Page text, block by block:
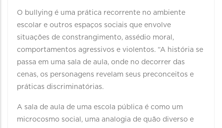
O bullying é uma prática recorrente no ambiente
escolar e outros espaços sociais que envolve
situações de constrangimento, assédio moral,
comportamentos agressivos e violentos. “A história se
passa em uma sala de aula, onde no decorrer das
cenas, os personagens revelam seus preconceitos e
práticas discriminatórias.
A sala de aula de uma escola pública é como um
microcosmo social, uma analogia de quão diverso e